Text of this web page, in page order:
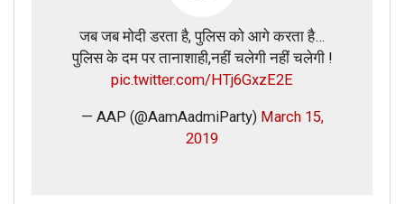
जब जब मोदी डरता है, पुलिस को आगे करता है…
पुलिस के दम पर तानाशाही,नहीं चलेगी नहीं चलेगी !
pic.twitter.com/HTj6GxzE2E
— AAP (@AamAadmiParty) March 15,
2019